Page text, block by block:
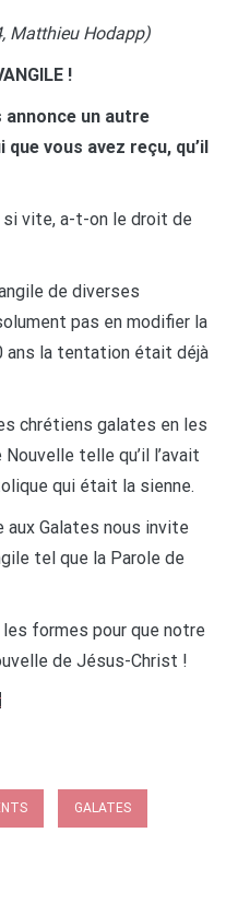
Matthieu Hodapp)
!
annonce un autre
que vous avez reçu, qu’il
si vite, a-t-on le droit de
de diverses
pas en modifier la
ans la tentation était déjà
chrétiens galates en les
telle qu’il l’avait
qui était la sienne.
aux Galates nous invite
tel que la Parole de
formes pour que notre
de Jésus-Christ !
GALATES